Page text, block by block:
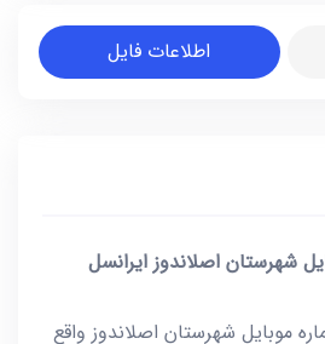
اطلاعات فایل
شهرستان اصلاندوز ایرانسل
موبایل شهرستان اصلاندوز واقع